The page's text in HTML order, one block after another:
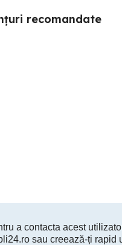
recomandate
a contacta acest
sau creează-ți rapid